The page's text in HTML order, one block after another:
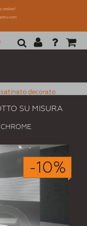
online!
satinato decorato
SU MISURA
-10%